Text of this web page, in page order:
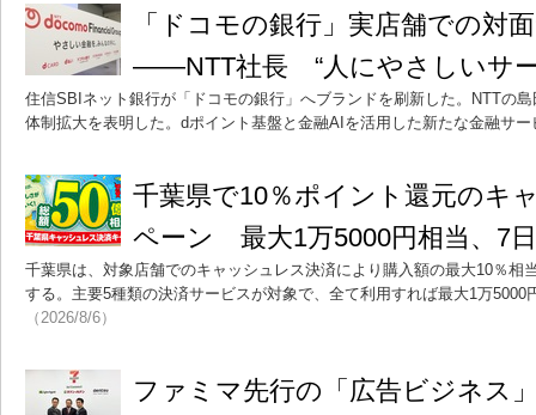
「ドコモの銀行」実店舗での対
――NTT社長 “人にやさしいサー
住信SBIネット銀行が「ドコモの銀行」へブランドを刷新した。NTTの
体制拡大を表明した。dポイント基盤と金融AIを活用した新たな金融サ
千葉県で10％ポイント還元のキ
ペーン 最大1万5000円相当、7
千葉県は、対象店舗でのキャッシュレス決済により購入額の最大10％相
する。主要5種類の決済サービスが対象で、全て利用すれば最大1万5000
（2026/8/6）
ファミマ先行の「広告ビジネス